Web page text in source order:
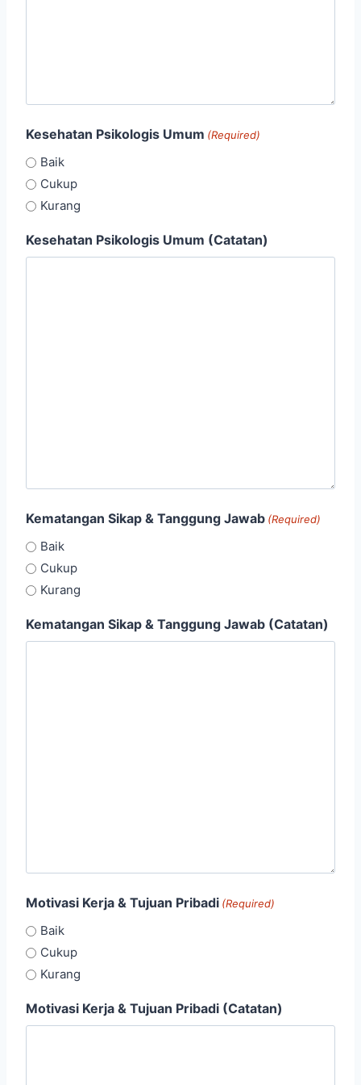
Kesehatan Psikologis Umum (Required)
Baik
Cukup
Kurang
Kesehatan Psikologis Umum (Catatan)
Kematangan Sikap & Tanggung Jawab (Required)
Baik
Cukup
Kurang
Kematangan Sikap & Tanggung Jawab (Catatan)
Motivasi Kerja & Tujuan Pribadi (Required)
Baik
Cukup
Kurang
Motivasi Kerja & Tujuan Pribadi (Catatan)